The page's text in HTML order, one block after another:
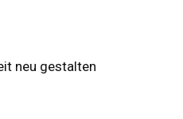
neu gestalten